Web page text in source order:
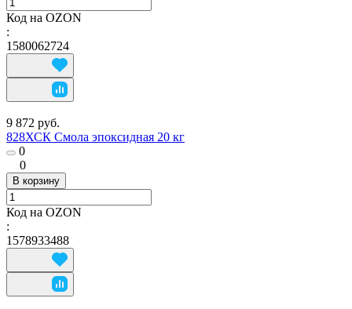
Код на OZON
:
1580062724
9 872 руб.
828ХСК Смола эпоксидная 20 кг
0
0
В корзину
Код на OZON
:
1578933488